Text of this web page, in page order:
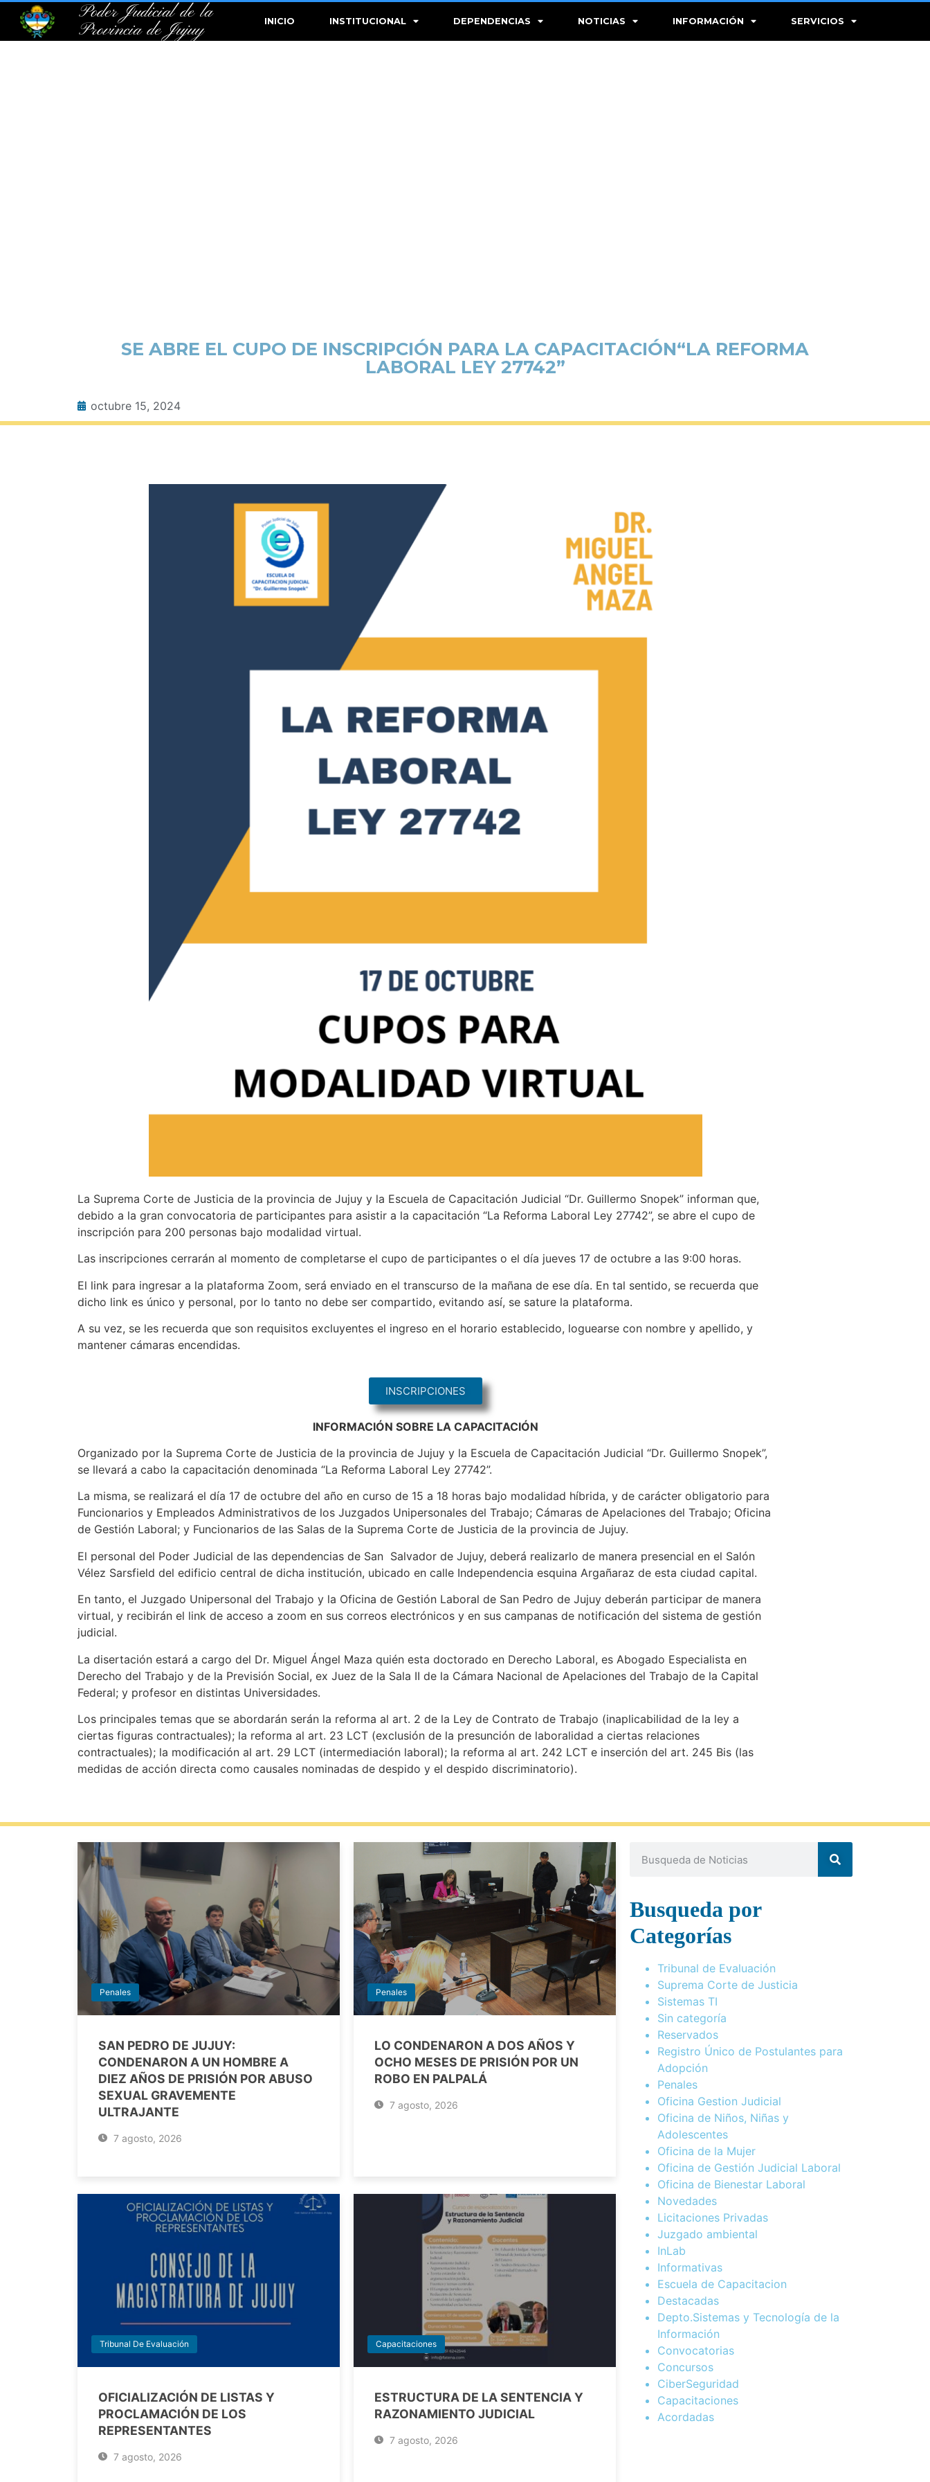
Poder Judicial de la
Provincia de Jujuy
INICIO INSTITUCIONAL DEPENDENCIAS NOTICIAS INFORMACIÓN SERVICIOS
SE ABRE EL CUPO DE INSCRIPCIÓN PARA LA CAPACITACIÓN“LA REFORMA
LABORAL LEY 27742”
octubre 15, 2024
La Suprema Corte de Justicia de la provincia de Jujuy y la Escuela de Capacitación Judicial “Dr. Guillermo Snopek” informan que,
debido a la gran convocatoria de participantes para asistir a la capacitación “La Reforma Laboral Ley 27742”, se abre el cupo de
inscripción para 200 personas bajo modalidad virtual.
Las inscripciones cerrarán al momento de completarse el cupo de participantes o el día jueves 17 de octubre a las 9:00 horas.
El link para ingresar a la plataforma Zoom, será enviado en el transcurso de la mañana de ese día. En tal sentido, se recuerda que
dicho link es único y personal, por lo tanto no debe ser compartido, evitando así, se sature la plataforma.
A su vez, se les recuerda que son requisitos excluyentes el ingreso en el horario establecido, loguearse con nombre y apellido, y
mantener cámaras encendidas.
INSCRIPCIONES
INFORMACIÓN SOBRE LA CAPACITACIÓN
Organizado por la Suprema Corte de Justicia de la provincia de Jujuy y la Escuela de Capacitación Judicial “Dr. Guillermo Snopek”,
se llevará a cabo la capacitación denominada “La Reforma Laboral Ley 27742”.
La misma, se realizará el día 17 de octubre del año en curso de 15 a 18 horas bajo modalidad híbrida, y de carácter obligatorio para
Funcionarios y Empleados Administrativos de los Juzgados Unipersonales del Trabajo; Cámaras de Apelaciones del Trabajo; Oficina
de Gestión Laboral; y Funcionarios de las Salas de la Suprema Corte de Justicia de la provincia de Jujuy.
El personal del Poder Judicial de las dependencias de San Salvador de Jujuy, deberá realizarlo de manera presencial en el Salón
Vélez Sarsfield del edificio central de dicha institución, ubicado en calle Independencia esquina Argañaraz de esta ciudad capital.
En tanto, el Juzgado Unipersonal del Trabajo y la Oficina de Gestión Laboral de San Pedro de Jujuy deberán participar de manera
virtual, y recibirán el link de acceso a zoom en sus correos electrónicos y en sus campanas de notificación del sistema de gestión
judicial.
La disertación estará a cargo del Dr. Miguel Ángel Maza quién esta doctorado en Derecho Laboral, es Abogado Especialista en
Derecho del Trabajo y de la Previsión Social, ex Juez de la Sala II de la Cámara Nacional de Apelaciones del Trabajo de la Capital
Federal; y profesor en distintas Universidades.
Los principales temas que se abordarán serán la reforma al art. 2 de la Ley de Contrato de Trabajo (inaplicabilidad de la ley a
ciertas figuras contractuales); la reforma al art. 23 LCT (exclusión de la presunción de laboralidad a ciertas relaciones
contractuales); la modificación al art. 29 LCT (intermediación laboral); la reforma al art. 242 LCT e inserción del art. 245 Bis (las
medidas de acción directa como causales nominadas de despido y el despido discriminatorio).
Penales
SAN PEDRO DE JUJUY:
CONDENARON A UN HOMBRE A
DIEZ AÑOS DE PRISIÓN POR ABUSO
SEXUAL GRAVEMENTE
ULTRAJANTE
7 agosto, 2026
Penales
LO CONDENARON A DOS AÑOS Y
OCHO MESES DE PRISIÓN POR UN
ROBO EN PALPALÁ
7 agosto, 2026
Tribunal De Evaluación
OFICIALIZACIÓN DE LISTAS Y
PROCLAMACIÓN DE LOS
REPRESENTANTES
7 agosto, 2026
Capacitaciones
ESTRUCTURA DE LA SENTENCIA Y
RAZONAMIENTO JUDICIAL
7 agosto, 2026
Busqueda por
Categorías
Tribunal de Evaluación
Suprema Corte de Justicia
Sistemas TI
Sin categoría
Reservados
Registro Único de Postulantes para
Adopción
Penales
Oficina Gestion Judicial
Oficina de Niños, Niñas y
Adolescentes
Oficina de la Mujer
Oficina de Gestión Judicial Laboral
Oficina de Bienestar Laboral
Novedades
Licitaciones Privadas
Juzgado ambiental
InLab
Informativas
Escuela de Capacitacion
Destacadas
Depto.Sistemas y Tecnología de la
Información
Convocatorias
Concursos
CiberSeguridad
Capacitaciones
Acordadas